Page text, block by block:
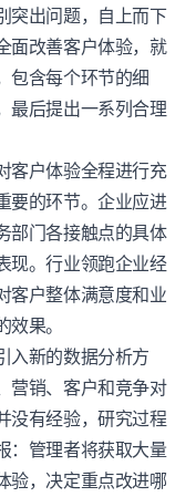
突出问题，自上而下
面改善客户体验，就
包含每个环节的细
最后提出一系列合理
客户体验全程进行充
要的环节。企业应进
部门各接触点的具体
现。行业领跑企业经
客户整体满意度和业
果。
入新的数据分析方
营销、客户和竞争对
没有经验，研究过程
：管理者将获取大量
验，决定重点改进哪